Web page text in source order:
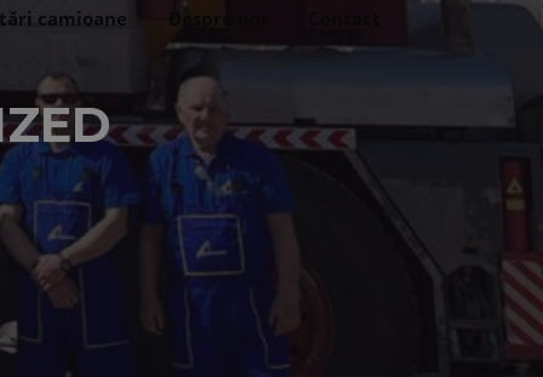
camioane Despre noi